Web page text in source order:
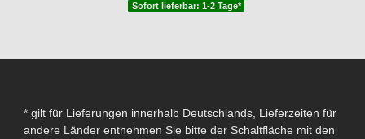
Sofort lieferbar: 1-2 Tage*
* gilt für Lieferungen innerhalb Deutschlands, Lieferzeiten für
andere Länder entnehmen Sie bitte der Schaltfläche mit den